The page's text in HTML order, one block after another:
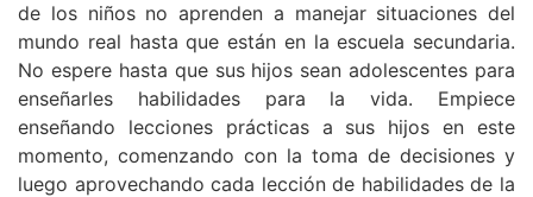
de los niños no aprenden a manejar situaciones del
mundo real hasta que están en la escuela secundaria.
No espere hasta que sus hijos sean adolescentes para
enseñarles habilidades para la vida. Empiece
enseñando lecciones prácticas a sus hijos en este
momento, comenzando con la toma de decisiones y
luego aprovechando cada lección de habilidades de la